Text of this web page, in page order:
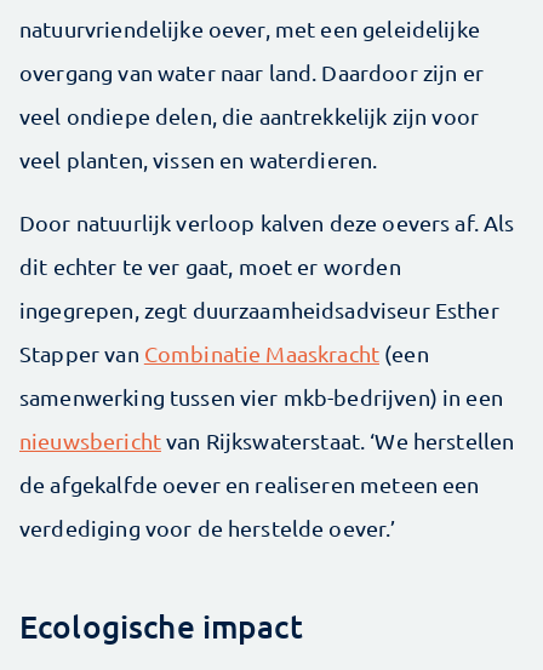
natuurvriendelijke oever, met een geleidelijke
overgang van water naar land. Daardoor zijn er
veel ondiepe delen, die aantrekkelijk zijn voor
veel planten, vissen en waterdieren.
Door natuurlijk verloop kalven deze oevers af. Als
dit echter te ver gaat, moet er worden
ingegrepen, zegt duurzaamheidsadviseur Esther
Stapper van Combinatie Maaskracht(een
samenwerking tussen vier mkb-bedrijven) in een
nieuwsberichtvan Rijkswaterstaat. ‘We herstellen
de afgekalfde oever en realiseren meteen een
verdediging voor de herstelde oever.’
Ecologische impact